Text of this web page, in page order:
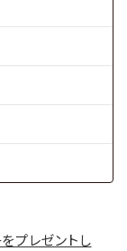
プレゼントし